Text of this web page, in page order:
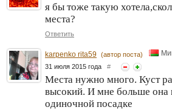
я бы тоже такую
места?
Ответить
karpenko rita59 (автор поста)
31 июля 2015 года #
Места нужно много. Куст
высокий. И мне больше она
одиночной посадке